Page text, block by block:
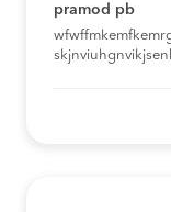
Cusco a
pramod pb